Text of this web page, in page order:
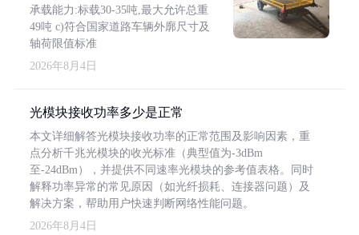
承载能力:标载30-35吨,最大允许总重
49吨 c)符合国家道路车辆外廓尺寸及
轴荷限值标准
2026年8月4日
光模块接收功率多少是正常
本文详细解答光模块接收功率的正常范围及影响因素，重
点分析千兆光模块的收光标准（典型值为-3dBm
至-24dBm），并提供不同速率光模块的参考值表格。同时
解释功率异常的常见原因（如光纤损耗、连接器问题）及
解决方案，帮助用户快速判断网络性能问题。
2026年8月4日